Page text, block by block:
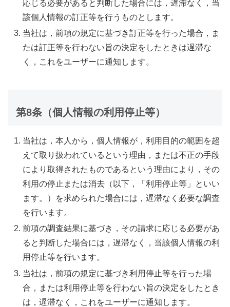
応じる必要があると判断した場合には，遅滞なく，当
該個人情報の訂正等を行うものとします。
当社は，前項の規定に基づき訂正等を行った場合，ま
たは訂正等を行わない旨の決定をしたときは遅滞な
く，これをユーザーに通知します。
第8条（個人情報の利用停止等）
当社は，本人から，個人情報が，利用目的の範囲を超
えて取り扱われているという理由，または不正の手段
により取得されたものであるという理由により，その
利用の停止または消去（以下，「利用停止等」といい
ます。）を求められた場合には，遅滞なく必要な調査
を行います。
前項の調査結果に基づき，その請求に応じる必要があ
ると判断した場合には，遅滞なく，当該個人情報の利
用停止等を行います。
当社は，前項の規定に基づき利用停止等を行った場
合，または利用停止等を行わない旨の決定をしたとき
は，遅滞なく，これをユーザーに通知します。